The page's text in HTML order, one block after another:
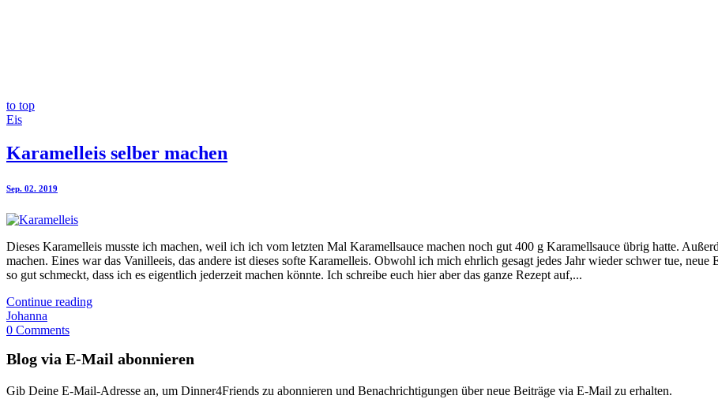
to top
Eis
Karamelleis selber machen
Sep. 02. 2019
Dieses Karamelleis musste ich machen, weil ich ich vom letzten Mal Karamellsauce machen noch gut 400 g Karamellsauce übrig hatte.
machen. Eines war das Vanilleeis, das andere ist dieses softe Karamelleis. Obwohl ich mich ehrlich gesagt jedes Jahr wieder schwer tue,
so gut schmeckt, dass ich es eigentlich jederzeit machen könnte. Ich schreibe euch hier aber das ganze Rezept auf,...
Continue reading
Johanna
0 Comments
Blog via E-Mail abonnieren
Gib Deine E-Mail-Adresse an, um Dinner4Friends zu abonnieren und Benachrichtigungen über neue Beiträge via E-Mail zu erhalten.